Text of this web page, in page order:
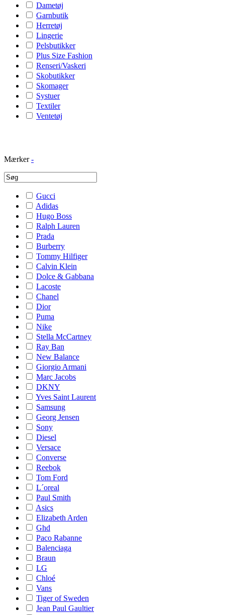
Dametøj
Garnbutik
Herretøj
Lingerie
Pelsbutikker
Plus Size Fashion
Renseri/Vaskeri
Skobutikker
Skomager
Systuer
Textiler
Ventetøj
Mærker -
Gucci
Adidas
Hugo Boss
Ralph Lauren
Prada
Burberry
Tommy Hilfiger
Calvin Klein
Dolce & Gabbana
Lacoste
Chanel
Dior
Puma
Nike
Stella McCartney
Ray Ban
New Balance
Giorgio Armani
Marc Jacobs
DKNY
Yves Saint Laurent
Samsung
Georg Jensen
Sony
Diesel
Versace
Converse
Reebok
Tom Ford
L´oreal
Paul Smith
Asics
Elizabeth Arden
Ghd
Paco Rabanne
Balenciaga
Braun
LG
Chloé
Vans
Tiger of Sweden
Jean Paul Gaultier